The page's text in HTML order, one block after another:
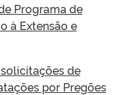
Programa de
à Extensão e
de
por Pregões